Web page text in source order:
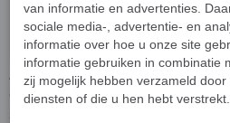
Airduster spray
compressed gas - perslucht
van informatie en advertenties.
sociale media-, advertentie- en
informatie over hoe u onze site
informatie gebruiken in combinatie
zij mogelijk hebben verzameld
diensten of die u hen hebt verstrekt.